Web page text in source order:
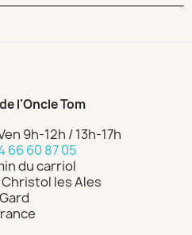
l'Oncle Tom
9h-12h / 13h-17h
66 60 87 05
du carriol
les Ales
Gard